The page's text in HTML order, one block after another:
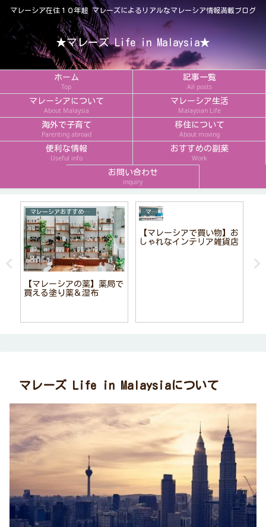
マレーシア在住１０年超 マレーズによるリアルなマレーシア情報満載ブログ
★マレーズ Life in Malaysia★
ホーム
Top
記事一覧
All posts
マレーシアについて
About Malaysia
マレーシア生活
Malaysian Life
海外で子育て
Parenting abroad
移住について
About moving
便利な情報
Useful info
おすすめの副業
Work
お問い合わせ
inquiry
マレーシアおすすめお土産
【マレーシアの薬】薬局で
買える塗り薬＆湿布
マレーシアおすすめお土産
【マレーシアで買い物】お
しゃれなインテリア雑貨店
マレーズ Life in Malaysiaについて